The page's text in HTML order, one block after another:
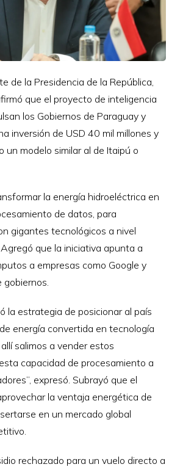
de la Presidencia de la República,
que el proyecto de inteligencia
los Gobiernos de Paraguay y
inversión de USD 40 mil millones y
un modelo similar al de Itaipú o
la energía hidroeléctrica en
de datos, para
gigantes tecnológicos a nivel
Agregó que la iniciativa apunta a
a empresas como Google y
la estrategia de posicionar al país
energía convertida en tecnología
salimos a vender estos
capacidad de procesamiento a
expresó. Subrayó que el
la ventaja energética de
en un mercado global
rechazado para un vuelo directo a